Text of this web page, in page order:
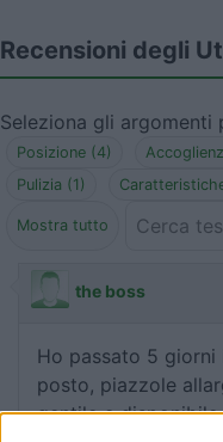
Recensioni degli
Seleziona gli argomenti
Posizione (4)
Pulizia (1)
Mostra tutto
the boss
Ho passato 5
posto, piazzole
gentile e